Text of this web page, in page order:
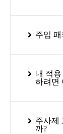
주입
내 적
하려면
주사제
까?